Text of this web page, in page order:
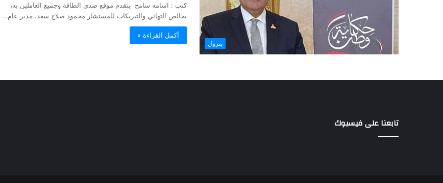
بترول
كتب : اسامه سامح يتقدم موقع صدى الطاقة وجميع العاملين به،
بخالص التهاني والتبريكات للمستشار محمود صلاح سعد، مدير عام…
أكمل القراءة »
تابعنا على فيسبوك